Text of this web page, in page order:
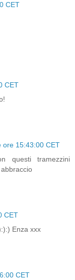
CET
CET
ore 15:43:00 CET
questi tramezzini
CET
Enza xxx
CET